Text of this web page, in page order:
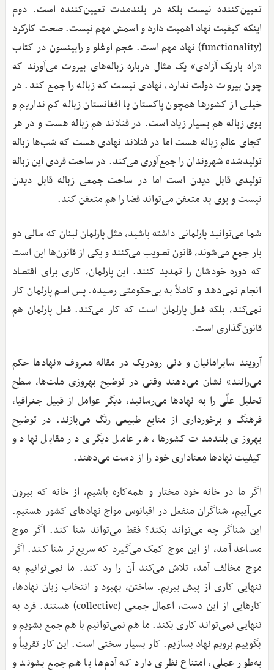
تعیین‌کننده نیست بلکه در بلندمدت تعیین‌کننده است. دوم
اینکه کیفیت نهاد اهمیت دارد و اسمش مهم نیست. صحت کارکرد
(functionality) نهاد مهم است. عجم‌ اوغلو و رابینسون در کتاب
«راه باریک آزادی» یک مثال درباره زباله‌های بیروت می‌آورند که
چون بیروت دولت ندارد، نهادی نیست که زباله را جمع کند. در
خیلی از کشورها همچون پاکستان یا افغانستان زباله کم نداریم و
بوی زباله هم بسیار زیاد است. در فنلاند هم زباله هست و در هر
کجای عالم زباله هست اما در فنلاند نهادی هست که شب‌ها زباله
تولیدشده شهروندان را جمع‌آوری می‌کند. در ساحت فردی این زباله
تولیدی قابل دیدن است اما در ساحت جمعی زباله قابل دیدن
نیست و بوی بد متعفن می‌تواند فضا را هم متعفن کند.
شما می‌توانید پارلمانی داشته باشید، مثل پارلمان لبنان که سالی دو
بار جمع می‌شوند، قانون تصویب می‌کنند و یکی از قانون‌ها این است
که دوره خودشان را تمدید کنند. این پارلمان، کاری برای اقتصاد
انجام نمی‌دهد و کاملاً به بی‌حکومتی رسیده. پس اسم پارلمان کار
نمی‌کند، بلکه فعل پارلمان است که کار می‌کند. فعل پارلمان هم
قانون‌گذاری است.
آرویند سابرامانیان و دنی رودریک در مقاله معروف «نهادها حکم
می‌رانند» نشان می‌دهند وقتی در توضیح بهروزی ملت‌ها، سطح
تحلیل علّی را به نهادها می‌رسانید، دیگر عوامل از قبیل جغرافیا،
فرهنگ و برخورداری از منابع طبیعی رنگ می‌بازند. در توضیح
بهروزی بلندمدت کشورها، هر عامل دیگری در مقابل نهاد و
کیفیت نهادها معنا‌داری خود را از دست می‌دهند.
اگر ما در خانه خود مختار و همه‌کاره باشیم، از خانه که بیرون
می‌آییم، شناگران منفعل در اقیانوس مواج نهادهای کشور هستیم.
این شناگر چه می‌تواند بکند؟ فقط می‌تواند شنا کند. اگر موج
مساعد آمد، از این موج کمک می‌گیرد که سریع‌تر شنا کند. اگر
موج مخالف آمد، تلاش می‌کند آن را رد کند. ما نمی‌توانیم به
تنهایی کاری از پیش ببریم. ساختن، بهبود و انتخاب زبان نهادها،
کارهایی از این دست، اعمال جمعی (collective) هستند. فرد به
تنهایی نمی‌تواند کاری بکند. ما هم نمی‌توانیم با هم جمع بشویم و
بگوییم برویم نهاد بسازیم. کار بسیار سختی است. این کار تقریباً و
به‌طور عملی، امتناع نظری دارد که آدم‌ها با هم جمع بشوند و